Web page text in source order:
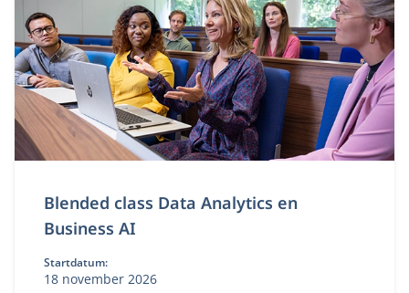
Blended class Data Analytics en
Business AI
Startdatum:
18 november 2026